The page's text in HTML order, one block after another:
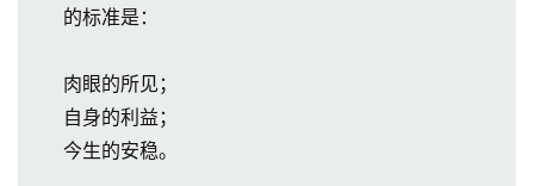
的标准是：
肉眼的所见；
自身的利益；
今生的安稳。